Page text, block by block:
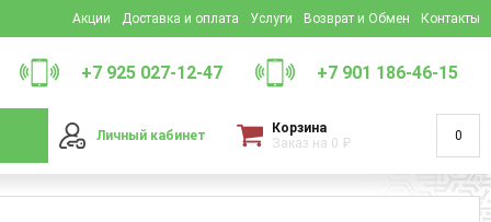
Акции Доставка и оплата Услуги Возврат и Обмен Контакты
+7 925 027-12-47 +7 901 186-46-15
Личный кабинет
Корзина
Заказ на 0 ₽ 0